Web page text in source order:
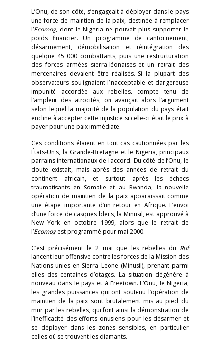
L’Onu, de son côté, s’engageait à déployer dans le pays
une force de maintien de la paix, destinée à remplacer
l’Ecomog, dont le Nigeria ne pouvait plus supporter le
poids financier. Un programme de cantonnement,
désarmement, démobilisation et réintégration des
quelque 45 000 combattants, puis une restructuration
des forces armées sierra-léonaises et un retrait des
mercenaires devaient être réalisés. Si la plupart des
observateurs soulignaient l’inacceptable et dangereuse
impunité accordée aux rebelles, compte tenu de
l’ampleur des atrocités, on avançait alors l’argument
selon lequel la majorité de la population du pays était
encline à accepter cette injustice si celle-ci était le prix à
payer pour une paix immédiate.
Ces conditions étaient en tout cas cautionnées par les
États-Unis, la Grande-Bretagne et le Nigeria, principaux
parrains internationaux de l’accord. Du côté de l’Onu, le
doute existait, mais après des années de retrait du
continent africain, et surtout après les échecs
traumatisants en Somalie et au Rwanda, la nouvelle
opération de maintien de la paix apparaissait comme
une étape importante d’un retour en Afrique. L’envoi
d’une force de casques bleus, la Minusil, est approuvé à
New York en octobre 1999, alors que le retrait de
l’Ecomogest programmé pour mai 2000.
C’est précisément le 2 mai que les rebelles du Ruf
lancent leur offensive contre les forces de la Mission des
Nations unies en Sierra Leone (Minusil), prenant parmi
elles des centaines d’otages. La situation dégénère à
nouveau dans le pays et à Freetown. L’Onu, le Nigeria,
les grandes puissances qui ont soutenu l’opération de
maintien de la paix sont brutalement mis au pied du
mur par les rebelles, qui font ainsi la démonstration de
l’inefficacité des efforts onusiens pour les désarmer et
se déployer dans les zones sensibles, en particulier
celles où se trouvent les diamants.